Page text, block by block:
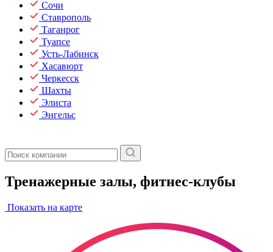
Сочи
Ставрополь
Таганрог
Туапсе
Усть-Лабинск
Хасавюрт
Черкесск
Шахты
Элиста
Энгельс
Тренажерные залы, фитнес-клубы
Показать на карте